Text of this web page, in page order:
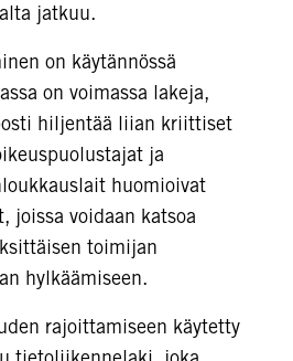
jatkuu.
on käytännössä
on voimassa lakeja,
hiljentää liian kriittiset
ja
huomioivat
joissa voidaan katsoa
toimijan
hylkäämiseen.
rajoittamiseen käytetty